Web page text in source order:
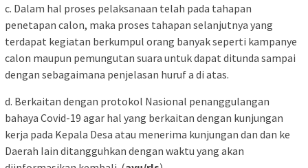
c. Dalam hal proses pelaksanaan telah pada tahapan
penetapan calon, maka proses tahapan selanjutnya yang
terdapat kegiatan berkumpul orang banyak seperti kampanye
calon maupun pemungutan suara untuk dapat ditunda sampai
dengan sebagaimana penjelasan huruf a di atas.
d. Berkaitan dengan protokol Nasional penanggulangan
bahaya Covid-19 agar hal yang berkaitan dengan kunjungan
kerja pada Kepala Desa atau menerima kunjungan dan dan ke
Daerah Iain ditangguhkan dengan waktu yang akan